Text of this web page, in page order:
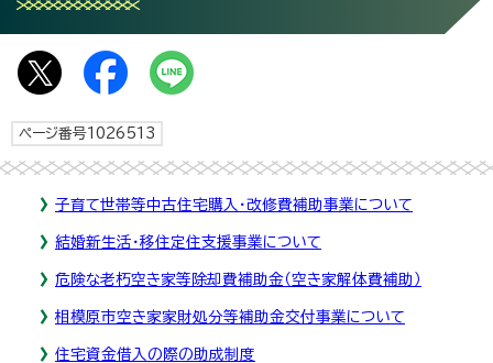
ページ番号1026513
子育て世帯等中古住宅購入・改修費補助事業について
結婚新生活・移住定住支援事業について
危険な老朽空き家等除却費補助金（空き家解体費補助）
相模原市空き家家財処分等補助金交付事業について
住宅資金借入の際の助成制度